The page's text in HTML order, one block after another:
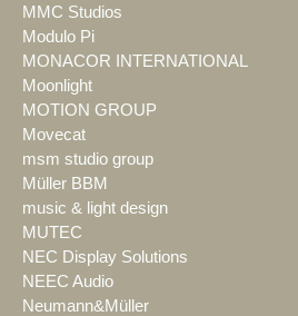
MMC Studios
Modulo Pi
MONACOR INTERNATIONAL
Moonlight
MOTION GROUP
Movecat
msm studio group
Müller BBM
music & light design
MUTEC
NEC Display Solutions
NEEC Audio
Neumann&Müller